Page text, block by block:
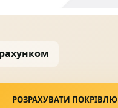
РОЗРАХУВАТИ ПОКРІВЛЮ